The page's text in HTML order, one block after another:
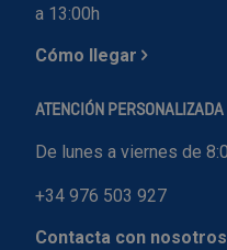
a 13:00h
Cómo llegar
ATENCIÓN PERSONALIZADA
De lunes a viernes de
+34 976 503 927
Contacta con nosotros